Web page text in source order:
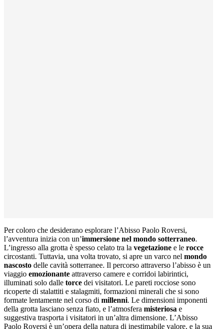
Per coloro che desiderano esplorare l’Abisso Paolo Roversi,
l’avventura inizia con un’immersione nel mondo sotterraneo.
L’ingresso alla grotta è spesso celato tra la vegetazione e le rocce
circostanti. Tuttavia, una volta trovato, si apre un varco nel mondo
nascosto delle cavità sotterranee. Il percorso attraverso l’abisso è un
viaggio emozionante attraverso camere e corridoi labirintici,
illuminati solo dalle torce dei visitatori. Le pareti rocciose sono
ricoperte di stalattiti e stalagmiti, formazioni minerali che si sono
formate lentamente nel corso di millenni. Le dimensioni imponenti
della grotta lasciano senza fiato, e l’atmosfera misteriosa e
suggestiva trasporta i visitatori in un’altra dimensione. L’Abisso
Paolo Roversi è un’opera della natura di inestimabile valore, e la sua